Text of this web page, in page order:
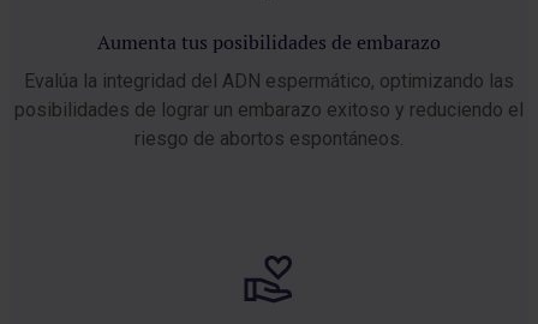
Aumenta tus posibilidades de embarazo
Evalúa la integridad del ADN espermático, optimizando las
posibilidades de lograr un embarazo exitoso y reduciendo el
riesgo de abortos espontáneos.